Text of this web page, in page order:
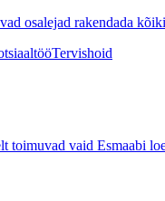
osalejad rakendada
Tervishoid
toimuvad vaid Esmaabi